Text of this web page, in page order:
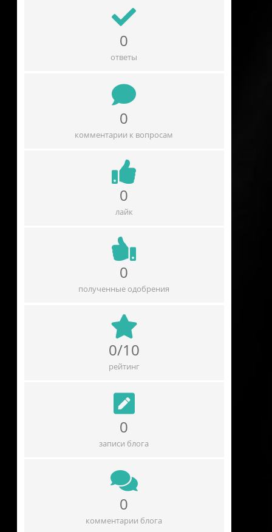
0
ответы
0
комментарии к вопросам
0
лайк
0
полученные одобрения
0/10
рейтинг
0
записи блога
0
комментарии блога